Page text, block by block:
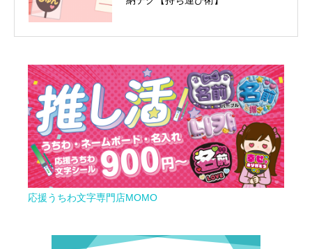
応援うちわ文字専門店MOMO